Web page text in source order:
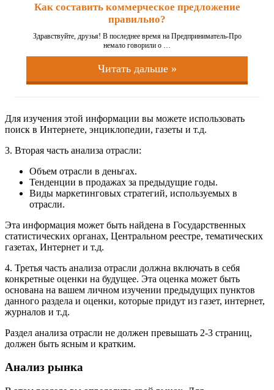
Как составить коммерческое предложение
правильно?
Здравствуйте, друзья! В последнее время на Предприниматель-Про
немало говорили о …
Читать дальше »
Для изучения этой информации вы можете использовать
поиск в Интернете, энциклопедии, газеты и т.д.
3. Вторая часть анализа отрасли:
Объем отрасли в деньгах.
Тенденции в продажах за предыдущие годы.
Виды маркетинговых стратегий, используемых в
отрасли.
Эта информация может быть найдена в Государственных
статистических органах, Центральном реестре, тематических
газетах, Интернет и т.д.
4. Третья часть анализа отрасли должна включать в себя
конкретные оценки на будущее. Эта оценка может быть
основана на вашем личном изучении предыдущих пунктов
данного раздела и оценки, которые придут из газет, интернет,
журналов и т.д.
Раздел анализа отрасли не должен превышать 2-3 страниц,
должен быть ясным и кратким.
Анализ рынка